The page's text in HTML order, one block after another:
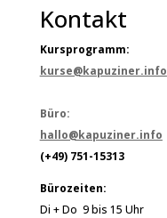
Kontakt
Kursprogramm:
kurse@kapuziner.info
Büro:
hallo@kapuziner.info
(+49) 751-15313
Bürozeiten:
Di + Do 9 bis 15 Uhr